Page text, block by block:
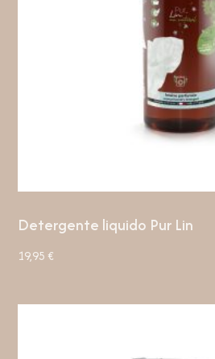
Detergente liquido Pur Lin
19,95 €